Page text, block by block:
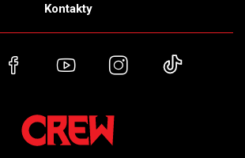
Kontakty
stránky
FacebookYouTubeInstagram